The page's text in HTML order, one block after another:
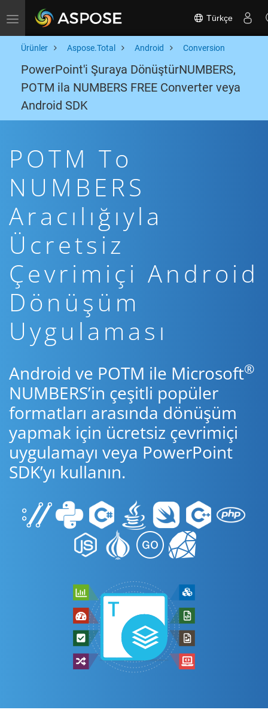
Toggle navigation Türkçe
Ürünler Aspose.Total Android Conversion
PowerPoint'i Şuraya DönüştürNUMBERS,
POTM ila NUMBERS FREE Converter veya
Android SDK
POTM To
NUMBERS
Aracılığıyla
Ücretsiz
Çevrimiçi Android
Dönüşüm
Uygulaması
Android ve POTM ile Microsoft®
NUMBERS’in çeşitli popüler
formatları arasında dönüşüm
yapmak için ücretsiz çevrimiçi
uygulamayı veya PowerPoint
SDK’yı kullanın.